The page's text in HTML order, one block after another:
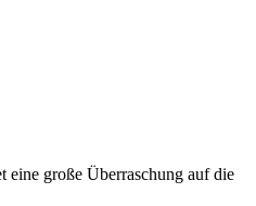
eine große Überraschung auf die